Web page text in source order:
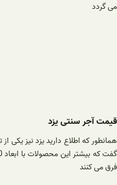
می گردد
قیمت آجر سنتی یزد
همانطور که اطلاع دارید یزد نیز یکی از
فرق می کنند